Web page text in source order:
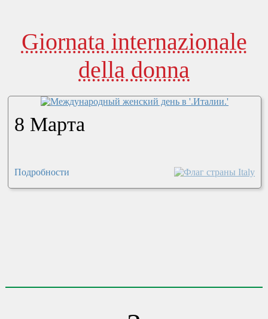
Giornata internazionale
della donna
8 Марта
Подробности